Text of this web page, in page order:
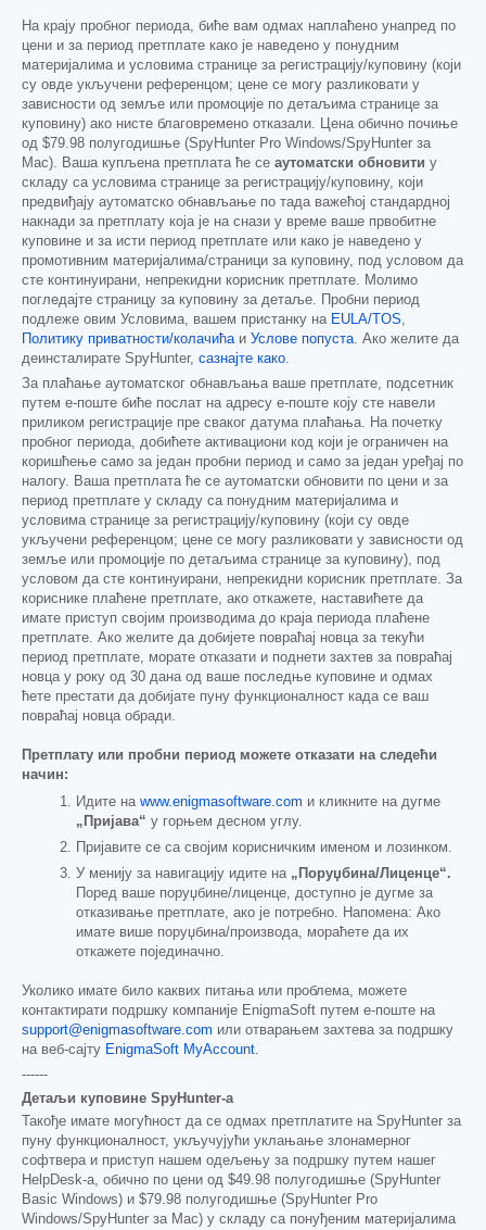
На крају пробног периода, биће вам одмах наплаћено унапред по
цени и за период претплате како је наведено у понудним
материјалима и условима странице за регистрацију/куповину (који
су овде укључени референцом; цене се могу разликовати у
зависности од земље или промоције по детаљима странице за
куповину) ако нисте благовремено отказали. Цена обично почиње
од $79.98 полугодишње (SpyHunter Pro Windows/SpyHunter за
Mac). Ваша купљена претплата ће се аутоматски обновити у
складу са условима странице за регистрацију/куповину, који
предвиђају аутоматско обнављање по тада важећој стандардној
накнади за претплату која је на снази у време ваше првобитне
куповине и за исти период претплате или како је наведено у
промотивним материјалима/страници за куповину, под условом да
сте континуирани, непрекидни корисник претплате. Молимо
погледајте страницу за куповину за детаље. Пробни период
подлеже овим Условима, вашем пристанку на EULA/TOS,
Политику приватности/колачићаи Услове попуста. Ако желите да
деинсталирате SpyHunter, сазнајте како.
За плаћање аутоматског обнављања ваше претплате, подсетник
путем е-поште биће послат на адресу е-поште коју сте навели
приликом регистрације пре сваког датума плаћања. На почетку
пробног периода, добићете активациони код који је ограничен на
коришћење само за један пробни период и само за један уређај по
налогу. Ваша претплата ће се аутоматски обновити по цени и за
период претплате у складу са понудним материјалима и
условима странице за регистрацију/куповину (који су овде
укључени референцом; цене се могу разликовати у зависности од
земље или промоције по детаљима странице за куповину), под
условом да сте континуирани, непрекидни корисник претплате. За
кориснике плаћене претплате, ако откажете, наставићете да
имате приступ својим производима до краја периода плаћене
претплате. Ако желите да добијете повраћај новца за текући
период претплате, морате отказати и поднети захтев за повраћај
новца у року од 30 дана од ваше последње куповине и одмах
ћете престати да добијате пуну функционалност када се ваш
повраћај новца обради.
Претплату или пробни период можете отказати на следећи
начин:
Идите на www.enigmasoftware.com и кликните на дугме
„Пријава“ у горњем десном углу.
Пријавите се са својим корисничким именом и лозинком.
У менију за навигацију идите на „Поруџбина/Лиценце“.
Поред ваше поруџбине/лиценце, доступно је дугме за
отказивање претплате, ако је потребно. Напомена: Ако
имате више поруџбина/производа, мораћете да их
откажете појединачно.
Уколико имате било каквих питања или проблема, можете
контактирати подршку компаније EnigmaSoft путем е-поште на
support@enigmasoftware.com или отварањем захтева за подршку
на веб-сајту EnigmaSoft MyAccount.
------
Детаљи куповине SpyHunter-а
Такође имате могућност да се одмах претплатите на SpyHunter за
пуну функционалност, укључујући уклањање злонамерног
софтвера и приступ нашем одељењу за подршку путем нашег
HelpDesk-а, обично по цени од $49.98 полугодишње (SpyHunter
Basic Windows) и $79.98 полугодишње (SpyHunter Pro
Windows/SpyHunter за Mac) у складу са понуђеним материјалима